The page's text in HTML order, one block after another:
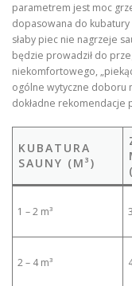
parametrem jest moc
dopasowana do
słaby piec nie nagrzeje
będzie prowadził do
niekomfortowego,
ogólne wytyczne doboru
dokładne
KUBATURA
SAUNY (M³)
1 – 2 m³
2 – 4 m³